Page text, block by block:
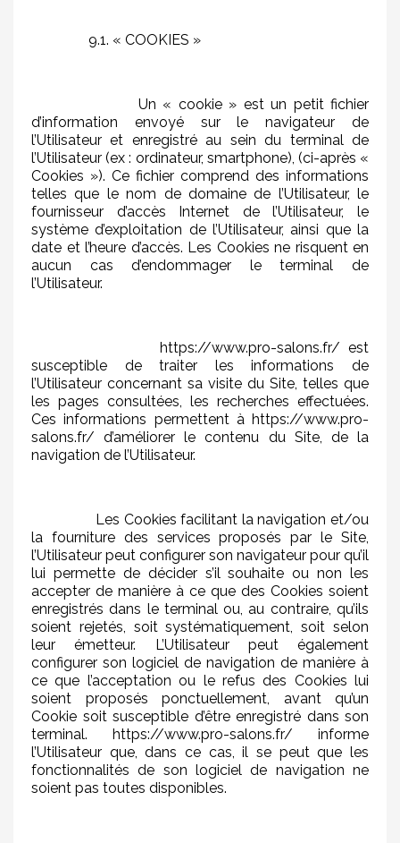
9.1. « COOKIES »
Un « cookie » est un petit fichier
d’information envoyé sur le navigateur de
l’Utilisateur et enregistré au sein du terminal de
l’Utilisateur (ex : ordinateur, smartphone), (ci-après «
Cookies »). Ce fichier comprend des informations
telles que le nom de domaine de l’Utilisateur, le
fournisseur d’accès Internet de l’Utilisateur, le
système d’exploitation de l’Utilisateur, ainsi que la
date et l’heure d’accès. Les Cookies ne risquent en
aucun cas d’endommager le terminal de
l’Utilisateur.
https://www.pro-salons.fr/ est
susceptible de traiter les informations de
l’Utilisateur concernant sa visite du Site, telles que
les pages consultées, les recherches effectuées.
Ces informations permettent à https://www.pro-
salons.fr/ d’améliorer le contenu du Site, de la
navigation de l’Utilisateur.
Les Cookies facilitant la navigation et/ou
la fourniture des services proposés par le Site,
l’Utilisateur peut configurer son navigateur pour qu’il
lui permette de décider s’il souhaite ou non les
accepter de manière à ce que des Cookies soient
enregistrés dans le terminal ou, au contraire, qu’ils
soient rejetés, soit systématiquement, soit selon
leur émetteur. L’Utilisateur peut également
configurer son logiciel de navigation de manière à
ce que l’acceptation ou le refus des Cookies lui
soient proposés ponctuellement, avant qu’un
Cookie soit susceptible d’être enregistré dans son
terminal. https://www.pro-salons.fr/ informe
l’Utilisateur que, dans ce cas, il se peut que les
fonctionnalités de son logiciel de navigation ne
soient pas toutes disponibles.